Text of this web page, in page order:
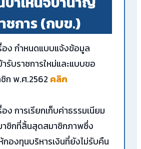
ชการ (กบข.)
อง กำหนดแบบแจ้งข้อมูล
รับราชการใหม่และแบบขอ
ก พ.ศ.2562 คลิก
ง การเรียกเก็บค่าธรรมเนียม
ชิกที่สิ้นสุดสมาชิกภาพซึ่ง
กองทุนบริหารเงินที่ยังไม่รับคืน